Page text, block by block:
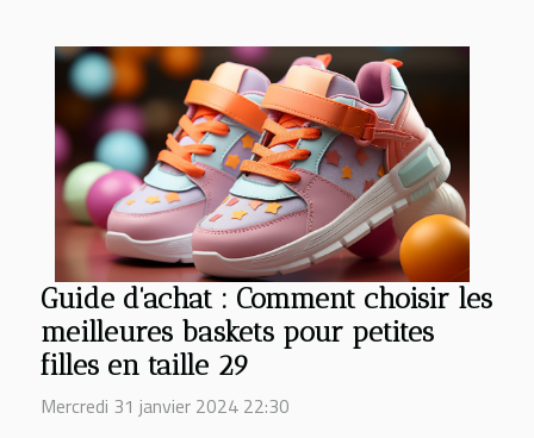
Guide d'achat : Comment choisir les
meilleures baskets pour petites
filles en taille 29
Mercredi 31 janvier 2024 22:30